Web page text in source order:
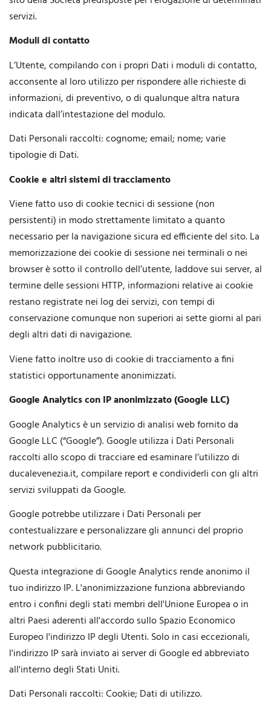
servizi.
Moduli di contatto
L’Utente, compilando con i propri Dati i moduli di contatto,
acconsente al loro utilizzo per rispondere alle richieste di
informazioni, di preventivo, o di qualunque altra natura
indicata dall’intestazione del modulo.
Dati Personali raccolti: cognome; email; nome; varie
tipologie di Dati.
Cookie e altri sistemi di tracciamento
Viene fatto uso di cookie tecnici di sessione (non
persistenti) in modo strettamente limitato a quanto
necessario per la navigazione sicura ed efficiente del sito. La
memorizzazione dei cookie di sessione nei terminali o nei
browser è sotto il controllo dell’utente, laddove sui server, al
termine delle sessioni HTTP, informazioni relative ai cookie
restano registrate nei log dei servizi, con tempi di
conservazione comunque non superiori ai sette giorni al pari
degli altri dati di navigazione.
Viene fatto inoltre uso di cookie di tracciamento a fini
statistici opportunamente anonimizzati.
Google Analytics con IP anonimizzato (Google LLC)
Google Analytics è un servizio di analisi web fornito da
Google LLC (“Google”). Google utilizza i Dati Personali
raccolti allo scopo di tracciare ed esaminare l’utilizzo di
ducalevenezia.it, compilare report e condividerli con gli altri
servizi sviluppati da Google.
Google potrebbe utilizzare i Dati Personali per
contestualizzare e personalizzare gli annunci del proprio
network pubblicitario.
Questa integrazione di Google Analytics rende anonimo il
tuo indirizzo IP. L'anonimizzazione funziona abbreviando
entro i confini degli stati membri dell'Unione Europea o in
altri Paesi aderenti all'accordo sullo Spazio Economico
Europeo l'indirizzo IP degli Utenti. Solo in casi eccezionali,
l'indirizzo IP sarà inviato ai server di Google ed abbreviato
all'interno degli Stati Uniti.
Dati Personali raccolti: Cookie; Dati di utilizzo.